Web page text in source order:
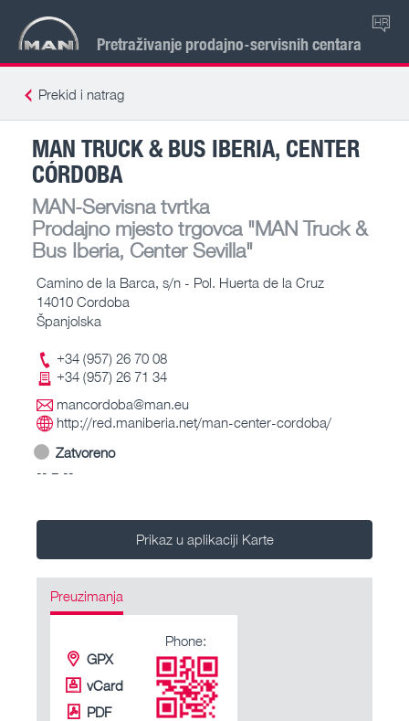
Pretraživanje prodajno-servisnih centara
HR
Prekid i natrag
MAN TRUCK & BUS IBERIA, CENTER
CÓRDOBA
MAN-Servisna tvrtka
Prodajno mjesto trgovca"MAN Truck &
Bus Iberia, Center Sevilla"
Camino de la Barca, s/n - Pol. Huerta de la Cruz
14010 Cordoba
Španjolska
+34 (957) 26 70 08
+34 (957) 26 71 34
mancordoba@man.eu
http://red.maniberia.net/man-center-cordoba/
Zatvoreno
-- – --
Prikaz u aplikaciji Karte
Preuzimanja
GPX
vCard
PDF
Phone: